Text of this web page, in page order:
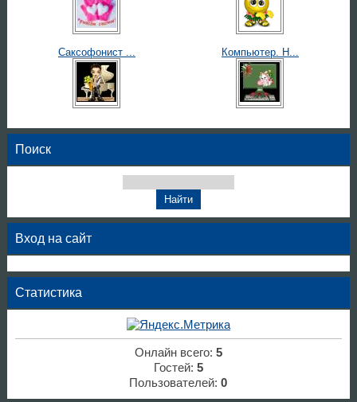
Саксофонист ... Компьютер. Н...
Поиск
Вход на сайт
Статистика
Онлайн всего: 5
Гостей: 5
Пользователей:0